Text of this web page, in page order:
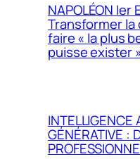
NAPOLÉON Ier
Transformer la
faire « la plus
puisse exister
INTELLIGENCE
GÉNÉRATIVE :